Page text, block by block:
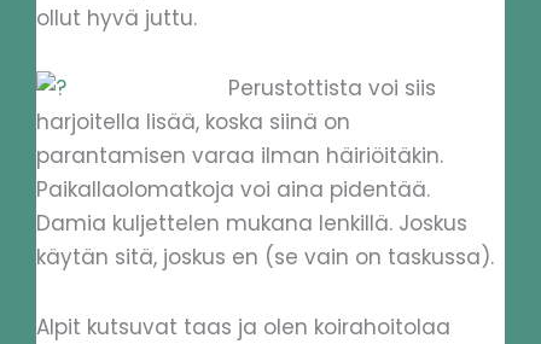
ollut hyvä juttu.
Perustottista voi siis
harjoitella lisää, koska siinä on
parantamisen varaa ilman häiriöitäkin.
Paikallaolomatkoja voi aina pidentää.
Damia kuljettelen mukana lenkillä. Joskus
käytän sitä, joskus en (se vain on taskussa).
Alpit kutsuvat taas ja olen koirahoitolaa